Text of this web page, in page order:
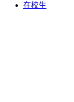
在校生